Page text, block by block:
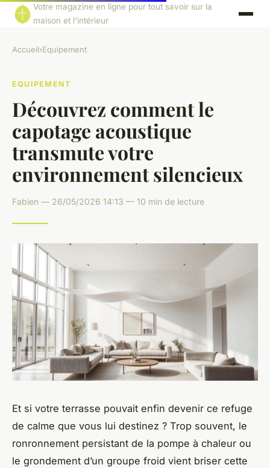
Votre magazine en ligne pour tout savoir sur la
maison et l'intérieur
Accueil›Equipement
EQUIPEMENT
Découvrez comment le
capotage acoustique
transmute votre
environnement silencieux
Fabien — 26/05/2026 14:13 — 10 min de lecture
Et si votre terrasse pouvait enfin devenir ce refuge
de calme que vous lui destinez ? Trop souvent, le
ronronnement persistant de la pompe à chaleur ou
le grondement d’un groupe froid vient briser cette